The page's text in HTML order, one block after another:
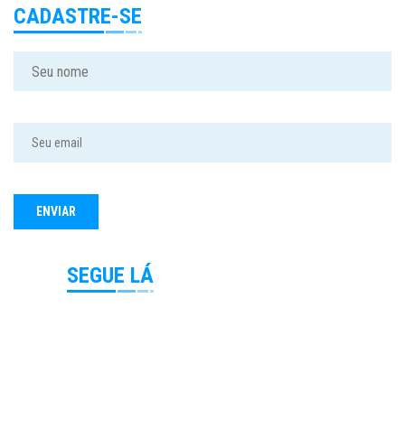
CADASTRE-SE
SEGUE LÁ